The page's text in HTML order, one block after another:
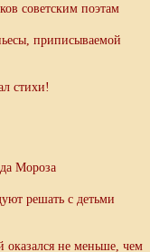
советским поэтам
приписываемой
стихи!
Мороза
решать с детьми
оказался не меньше, чем